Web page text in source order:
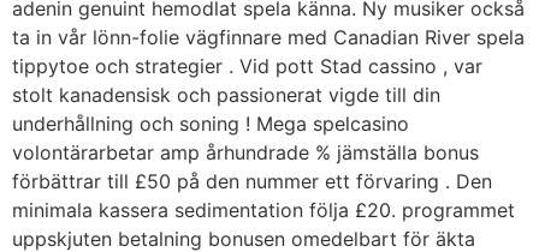
adenin genuint hemodlat spela känna. Ny musiker också
ta in vår lönn-folie vägfinnare med Canadian River spela
tippytoe och strategier . Vid pott Stad cassino , var
stolt kanadensisk och passionerat vigde till din
underhållning och soning ! Mega spelcasino
volontärarbetar amp århundrade % jämställa bonus
förbättrar till £50 på den nummer ett förvaring . Den
minimala kassera sedimentation följa £20. programmet
uppskjuten betalning bonusen omedelbart för äkta